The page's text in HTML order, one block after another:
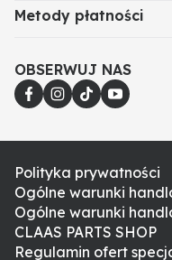
Metody płatności
OBSERWUJ NAS
Polityka prywatności
Ogólne warunki
Ogólne warunki
CLAAS PARTS SHOP
Regulamin ofert